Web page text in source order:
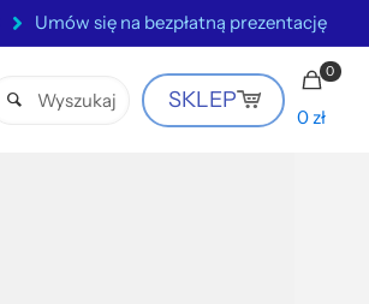
Umów się na bezpłatną prezentację
SKLEP
0
0 zł